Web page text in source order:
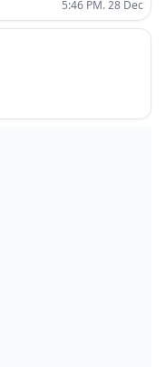
5:46 PM. 28 Dec